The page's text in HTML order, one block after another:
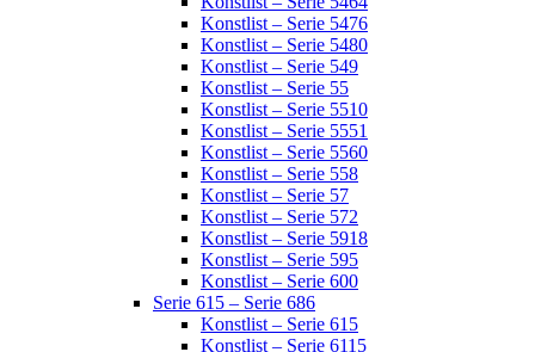
Konstlist – Serie 5476
Konstlist – Serie 5480
Konstlist – Serie 549
Konstlist – Serie 55
Konstlist – Serie 5510
Konstlist – Serie 5551
Konstlist – Serie 5560
Konstlist – Serie 558
Konstlist – Serie 57
Konstlist – Serie 572
Konstlist – Serie 5918
Konstlist – Serie 595
Konstlist – Serie 600
Serie 615 – Serie 686
Konstlist – Serie 615
Konstlist – Serie 6115